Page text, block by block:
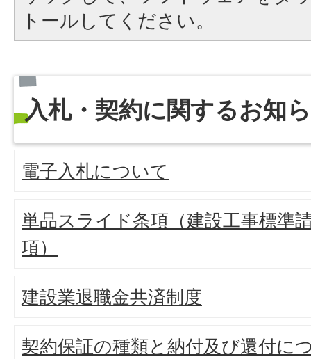
トールしてください。
入札・契約に関するお知
電子入札について
単品スライド条項（建設工事標準
項）
建設業退職金共済制度
契約保証の種類と納付及び還付に